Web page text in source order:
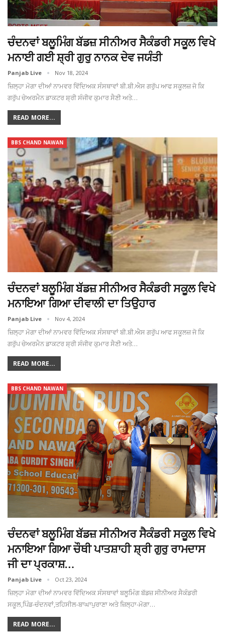
ਚੰਦਨਵਾਂ ਬਲੂਮਿੰਗ ਬੱਡਜ਼ ਸੀਨੀਅਰ ਸੈਕੰਡਰੀ ਸਕੂਲ ਵਿਖੇ
ਮਨਾਈ ਗਈ ਸ਼੍ਰੀ ਗੁਰੁ ਨਾਨਕ ਦੇਵ ਜਯੰਤੀ
Panjab Live Nov 18, 2024
ਜ਼ਿਲ੍ਹਾ ਮੋਗਾ ਦੀਆਂ ਨਾਮਵਰ ਵਿੱਦਿਅਕ ਸੰਸਥਾਵਾਂ ਬੀ.ਬੀ.ਐਸ ਗਰੁੱਪ ਆਫ ਸਕੂਲਜ਼ ਜੋ ਕਿ
ਗਰੁੱਪ ਚੇਅਰਮੈਨ ਡਾਕਟਰ ਸ਼੍ਰੀ ਸੰਜੀਵ ਕੁਮਾਰ ਸੈਣੀ ਅਤੇ…
READ MORE...
BBS CHAND NAWAN
ਚੰਦਨਵਾਂ ਬਲੂਮਿੰਗ ਬੱਡਜ਼ ਸੀਨੀਅਰ ਸੈਕੰਡਰੀ ਸਕੂਲ ਵਿਖੇ
ਮਨਾਇਆ ਗਿਆ ਦੀਵਾਲੀ ਦਾ ਤਿਉਹਾਰ
Panjab Live Nov 4, 2024
ਜ਼ਿਲ੍ਹਾ ਮੋਗਾ ਦੀਆਂ ਨਾਮਵਰ ਵਿੱਦਿਅਕ ਸੰਸਥਾਵਾਂ ਬੀ.ਬੀ.ਐਸ ਗਰੁੱਪ ਆਫ ਸਕੂਲਜ਼ ਜੋ ਕਿ
ਗਰੁੱਪ ਚੇਅਰਮੈਨ ਡਾਕਟਰ ਸ਼੍ਰੀ ਸੰਜੀਵ ਕੁਮਾਰ ਸੈਣੀ ਅਤੇ…
READ MORE...
BBS CHAND NAWAN
ਚੰਦਨਵਾਂ ਬਲੂਮਿੰਗ ਬੱਡਜ਼ ਸੀਨੀਅਰ ਸੈਕੰਡਰੀ ਸਕੂਲ ਵਿਖੇ
ਮਨਾਇਆ ਗਿਆ ਚੌਥੀ ਪਾਤਸ਼ਾਹੀ ਸ਼੍ਰੀ ਗੁਰੁ ਰਾਮਦਾਸ
ਜੀ ਦਾ ਪ੍ਰਕਾਸ਼…
Panjab Live Oct 23, 2024
ਜ਼ਿਲ੍ਹਾ ਮੋਗਾ ਦੀਆਂ ਨਾਮਵਰ ਵਿੱਦਿਅਕ ਸੰਸਥਾਵਾਂ ਬਲੂਮਿੰਗ ਬੱਡਜ਼ ਸੀਨੀਅਰ ਸੈਕੰਡਰੀ
ਸਕੂਲ,ਪਿੰਡ-ਚੰਦਨਵਾਂ,ਤਹਿਸੀਲ-ਬਾਘਾਪੁਰਾਣਾ ਅਤੇ ਜ਼ਿਲ੍ਹਾ-ਮੋਗਾ…
READ MORE...